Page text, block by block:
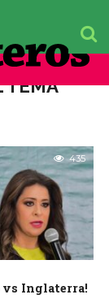
TEMA
435
Inglaterra!